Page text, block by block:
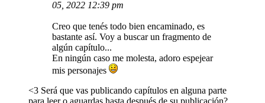
05, 2022 12:39 pm
Creo que tenés todo bien encaminado, es
bastante así. Voy a buscar un fragmento de
algún capítulo...
En ningún caso me molesta, adoro espejear
mis personajes
<3 Será que vas publicando capítulos en alguna parte